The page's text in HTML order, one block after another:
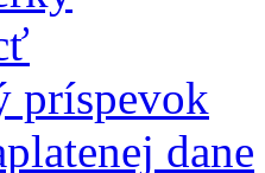
príspevok
dane